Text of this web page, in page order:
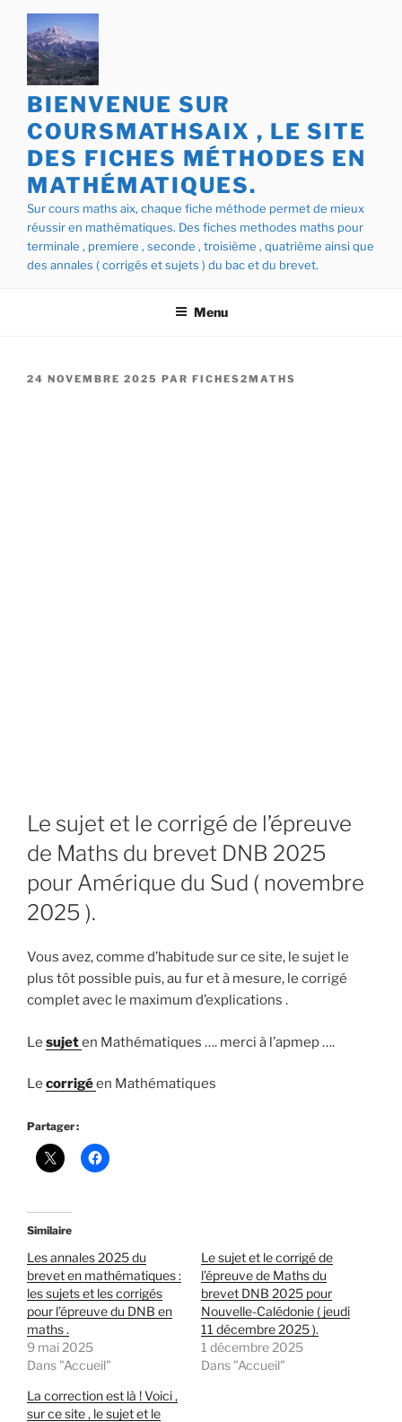
Aller
contenu
principal
BIENVENUE SUR
COURSMATHSAIX , LE SITE
DES FICHES MÉTHODES EN
MATHÉMATIQUES.
Sur cours maths aix, chaque fiche méthode permet de mieux
réussir en mathématiques. Des fiches methodes maths pour
terminale , premiere , seconde , troisième , quatrième ainsi que
des annales ( corrigés et sujets ) du bac et du brevet.
Menu
PUBLIÉ
24 NOVEMBRE 2025 PAR FICHES2MATHS
Le sujet et le corrigé de l’épreuve
de Maths du brevet DNB 2025
pour Amérique du Sud ( novembre
2025 ).
Vous avez, comme d’habitude sur ce site, le sujet le
plus tôt possible puis, au fur et à mesure, le corrigé
complet avec le maximum d’explications .
Le sujeten Mathématiques …. merci à l’apmep ….
Le corrigéen Mathématiques
Partager :
Similaire
Les annales 2025 du
brevet en mathématiques :
les sujets et les corrigés
pour l’épreuve du DNB en
maths .
9 mai 2025
Dans "Accueil"
Le sujet et le corrigé de
l’épreuve de Maths du
brevet DNB 2025 pour
Nouvelle-Calédonie ( jeudi
11 décembre 2025 ).
1 décembre 2025
Dans "Accueil"
La correction est là ! Voici ,
sur ce site , le sujet et le